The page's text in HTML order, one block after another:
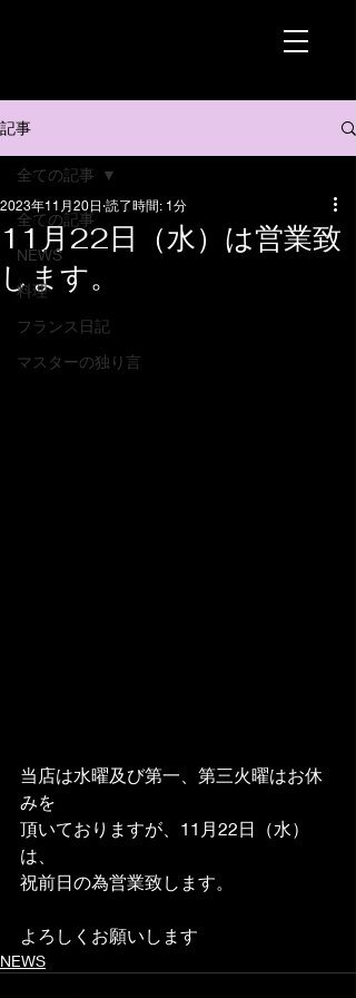
記事
全ての記事
NEWS
料理
フランス日記
マスターの独り言
全ての記事
11月22日（水）は営業致
します。
2023年11月20日 読了時間: 1分
当店は水曜及び第一、第三火曜はお休
みを
頂いておりますが、11月22日（水）
は、
祝前日の為営業致します。
よろしくお願いします
NEWS